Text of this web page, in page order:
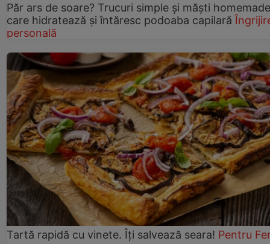
Păr ars de soare? Trucuri simple și măști homemade
care hidratează și întăresc podoaba capilară
personală
Tartă rapidă cu vinete. Îți salvează seara! Pentru